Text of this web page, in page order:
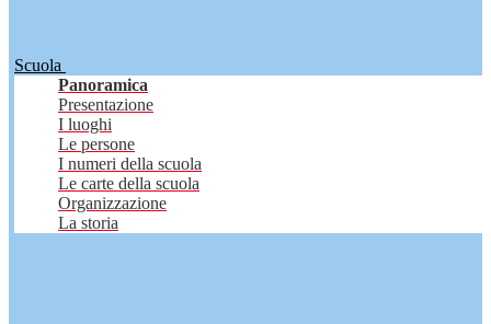
Scuola
Panoramica
Presentazione
I luoghi
Le persone
I numeri della scuola
Le carte della scuola
Organizzazione
La storia